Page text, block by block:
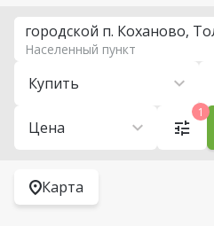
Купить
Цена
городской п. Коханово,
Населенный пункт
1
Карта